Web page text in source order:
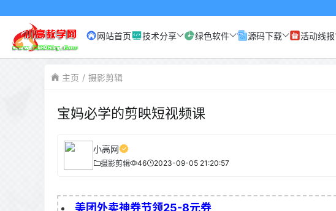
网站首页 技术分享 绿色软件 源码下载 活动线报
主页 摄影剪辑
宝妈必学的剪映短视频课
小高网
摄影剪辑 46 2023-09-05 21:20:57
美团外卖神券节领25-8元券